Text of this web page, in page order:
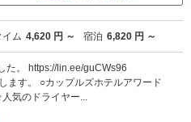
ム 4,620 円 ～ 宿泊 6,820 円 ～
た。 https://lin.ee/guCWs96
ます。 ○カップルズホテルアワード
気のドライヤー...